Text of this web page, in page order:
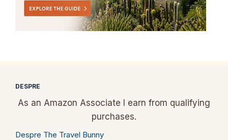
DESPRE
As an Amazon Associate I earn from qualifying
purchases.
Despre The Travel Bunny